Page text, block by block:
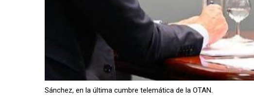
Sánchez, en la última cumbre telemática de la OTAN.